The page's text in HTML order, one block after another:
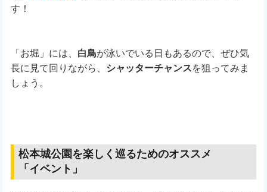
す！
「お堀」には、 白鳥が泳いでいる日もあるので、ぜひ気
長に見て回りながら、 シャッターチャンスを狙ってみま
しょう。
松本城公園を楽しく巡るためのオススメ
「イベント」